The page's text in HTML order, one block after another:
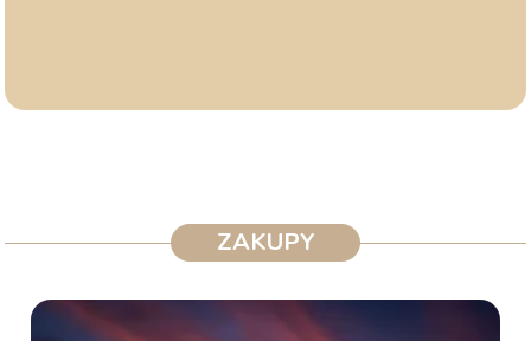
ZAKUPY